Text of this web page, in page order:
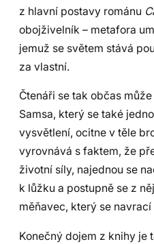
z hlavní postavy románu
obojživelník – metafora
jemuž se světem stává
za vlastní.
Čtenáři se tak občas
Samsa, který se také
vysvětlení, ocitne v těle
vyrovnává s faktem, že
životní síly, najednou se
k lůžku a postupně se z
měňavec, který se
Konečný dojem z knihy je